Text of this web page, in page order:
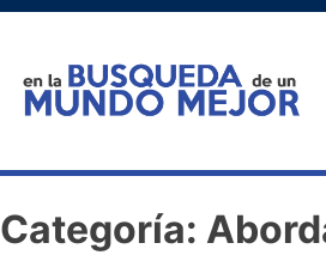
Categoría: